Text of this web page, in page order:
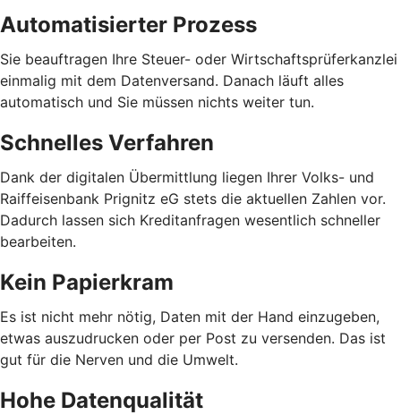
Automatisierter Prozess
Sie beauftragen Ihre Steuer- oder Wirtschaftsprüferkanzlei
einmalig mit dem Datenversand. Danach läuft alles
automatisch und Sie müssen nichts weiter tun.
Schnelles Verfahren
Dank der digitalen Übermittlung liegen Ihrer Volks- und
Raiffeisenbank Prignitz eG stets die aktuellen Zahlen vor.
Dadurch lassen sich Kreditanfragen wesentlich schneller
bearbeiten.
Kein Papierkram
Es ist nicht mehr nötig, Daten mit der Hand einzugeben,
etwas auszudrucken oder per Post zu versenden. Das ist
gut für die Nerven und die Umwelt.
Hohe Datenqualität